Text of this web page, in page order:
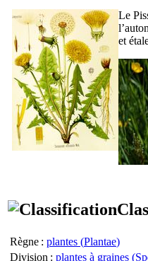
Le
et
Règne : plantes (Plantae)
Division : plantes à graines (